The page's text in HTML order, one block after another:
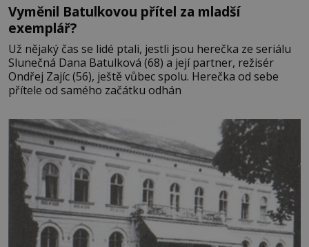
Vyměnil Batulkovou přítel za mladší
exemplář?
Už nějaký čas se lidé ptali, jestli jsou herečka ze seriálu
Slunečná Dana Batulková (68) a její partner, režisér
Ondřej Zajíc (56), ještě vůbec spolu. Herečka od sebe
přítele od samého začátku odhán